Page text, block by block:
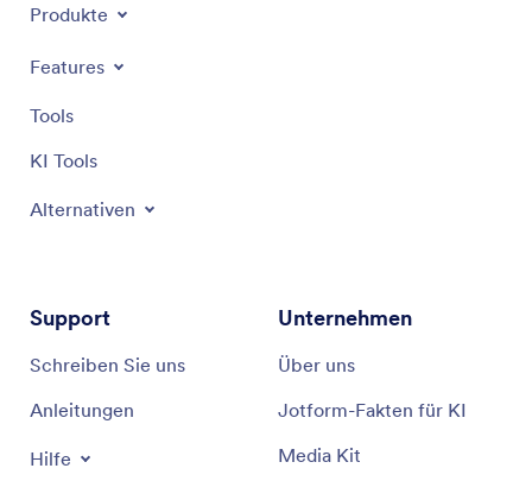
Produkte
Features
Tools
KI Tools
Alternativen
Support
Schreiben Sie uns
Anleitungen
Hilfe
Unternehmen
Über uns
Jotform-Fakten für KI
Media Kit